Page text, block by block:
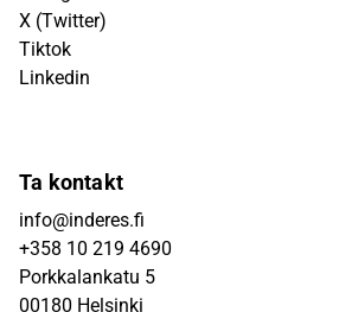
X (Twitter)
Tiktok
Linkedin
Ta kontakt
info@inderes.fi
+358 10 219 4690
Porkkalankatu 5
00180 Helsinki